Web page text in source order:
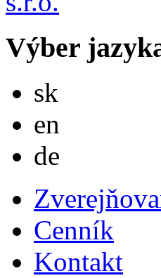
Výber
sk
en
de
Cenník
Kontakt